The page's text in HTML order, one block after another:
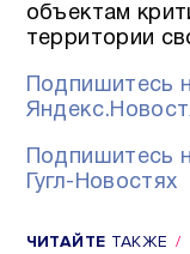
объектам
территории
Подпишитесь
Подпишитесь
Гугл-Новостях
ЧИТАЙТЕ ТАКЖЕ